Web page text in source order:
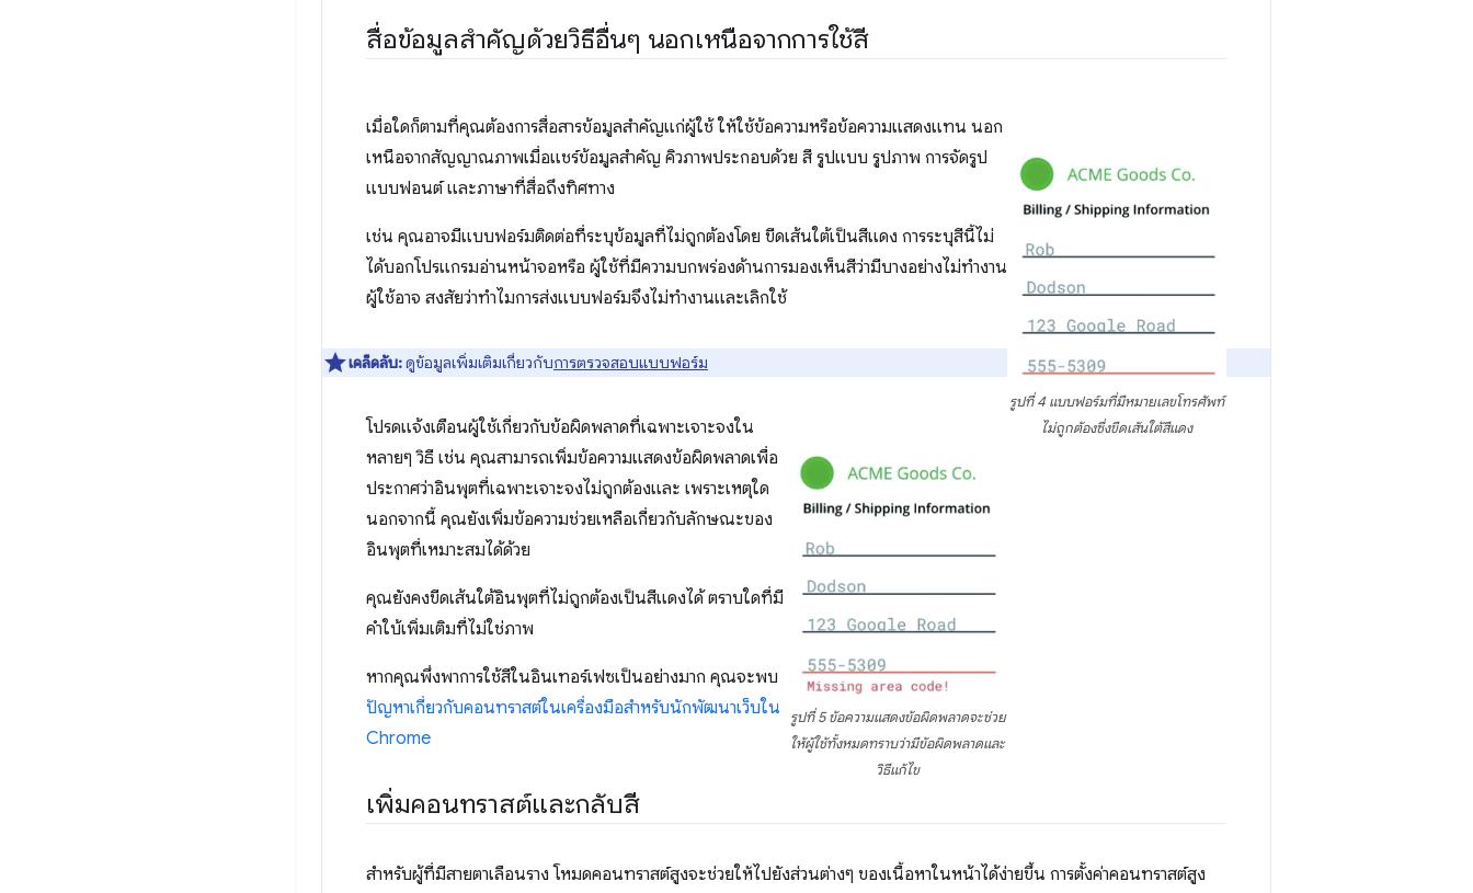
สื่อข้อมูลสำคัญด้วยวิธีอื่นๆ นอกเหนือจากการใช้สี
รูปที่ 4 แบบฟอร์มที่มีหมายเลขโทรศัพท์
ไม่ถูกต้องซึ่งขีดเส้นใต้สีแดง
เมื่อใดก็ตามที่คุณต้องการสื่อสารข้อมูลสำคัญแก่ผู้ใช้ ให้ใช้ข้อความหรือข้อความแสดงแทน นอก
เหนือจากสัญญาณภาพเมื่อแชร์ข้อมูลสำคัญ คิวภาพประกอบด้วย สี รูปแบบ รูปภาพ การจัดรูป
แบบฟอนต์ และภาษาที่สื่อถึงทิศทาง
เช่น คุณอาจมีแบบฟอร์มติดต่อที่ระบุข้อมูลที่ไม่ถูกต้องโดย ขีดเส้นใต้เป็นสีแดง การระบุสีนี้ไม่
ได้บอกโปรแกรมอ่านหน้าจอหรือ ผู้ใช้ที่มีความบกพร่องด้านการมองเห็นสีว่ามีบางอย่างไม่ทำงาน
ผู้ใช้อาจ สงสัยว่าทำไมการส่งแบบฟอร์มจึงไม่ทำงานและเลิกใช้
เคล็ดลับ:ดูข้อมูลเพิ่มเติมเกี่ยวกับการตรวจสอบแบบฟอร์ม
รูปที่ 5 ข้อความแสดงข้อผิดพลาดจะช่วย
ให้ผู้ใช้ทั้งหมดทราบว่ามีข้อผิดพลาดและ
วิธีแก้ไข
โปรดแจ้งเตือนผู้ใช้เกี่ยวกับข้อผิดพลาดที่เฉพาะเจาะจงใน
หลายๆ วิธี เช่น คุณสามารถเพิ่มข้อความแสดงข้อผิดพลาดเพื่อ
ประกาศว่าอินพุตที่เฉพาะเจาะจงไม่ถูกต้องและ เพราะเหตุใด
นอกจากนี้ คุณยังเพิ่มข้อความช่วยเหลือเกี่ยวกับลักษณะของ
อินพุตที่เหมาะสมได้ด้วย
คุณยังคงขีดเส้นใต้อินพุตที่ไม่ถูกต้องเป็นสีแดงได้ ตราบใดที่มี
คำใบ้เพิ่มเติมที่ไม่ใช่ภาพ
หากคุณพึ่งพาการใช้สีในอินเทอร์เฟซเป็นอย่างมาก คุณจะพบ
ปัญหาเกี่ยวกับคอนทราสต์ในเครื่องมือสำหรับนักพัฒนาเว็บใน
Chrome
เพิ่มคอนทราสต์และกลับสี
สำหรับผู้ที่มีสายตาเลือนราง โหมดคอนทราสต์สูงจะช่วยให้ไปยังส่วนต่างๆ ของเนื้อหาในหน้าได้ง่ายขึ้น การตั้งค่าคอนทราสต์สูง